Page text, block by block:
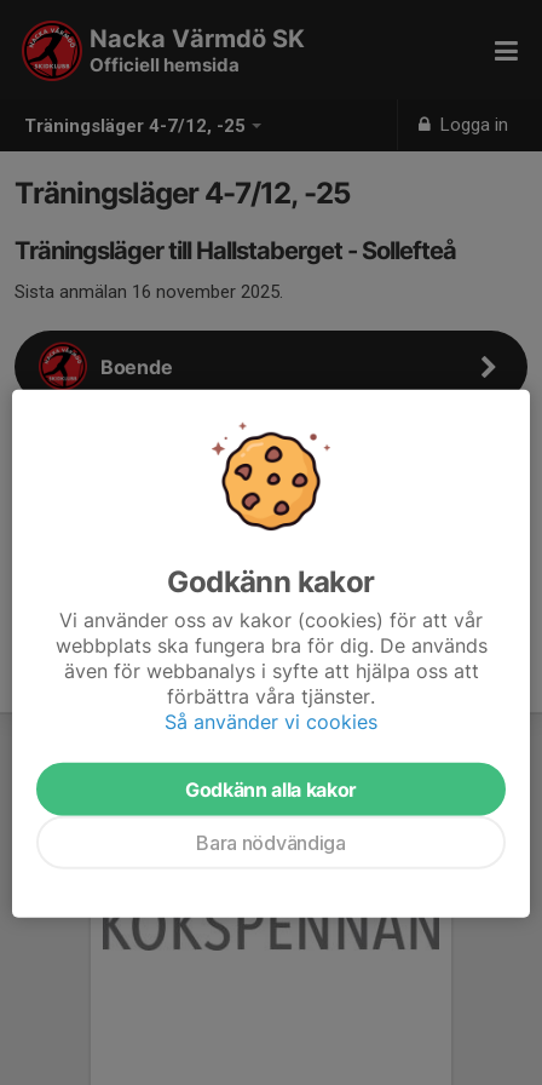
Träningsläger 4-7/12, -25 Logga in
Nacka Värmdö SK
Officiell hemsida
Träningsläger 4-7/12, -25
Träningsläger till Hallstaberget - Sollefteå
Sista anmälan 16 november 2025.
Boende
Godkänn kakor
Vi använder oss av kakor (cookies) för att vår
webbplats ska fungera bra för dig. De används
även för webbanalys i syfte att hjälpa oss att
förbättra våra tjänster.
Så använder vi cookies
Godkänn alla kakor
Bara nödvändiga